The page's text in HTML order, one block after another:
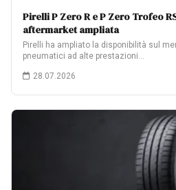
Pirelli P Zero R e P Zero Trofeo
aftermarket ampliata
Pirelli ha ampliato la disponibilità sul
pneumatici ad alte prestazioni…
28.07.2026